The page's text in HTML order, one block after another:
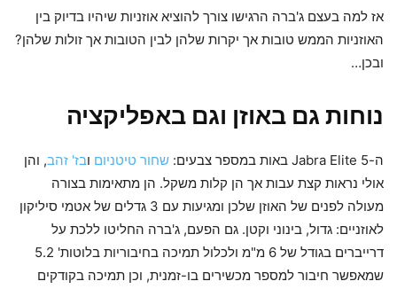
אז למה בעצם ג'ברה הרגישו צורך להוציא אוזניות שיהיו בדיוק בין
האוזניות הממש טובות אך יקרות שלהן לבין הטובות אך זולות שלהן?
ובכן…
נוחות גם באוזן וגם באפליקציה
ה-Jabra Elite 5 באות במספר צבעים: שחור טיטניום ובז' זהב, והן
אולי נראות קצת עבות אך הן קלות משקל. הן מתאימות בצורה
מעולה לפנים של האוזן שלכן ומגיעות עם 3 גדלים של אטמי סיליקון
לאוזניים: גדול, בינוני וקטן. גם הפעם, ג'ברה החליטו ללכת על
דרייברים בגודל של 6 מ"מ ולכלול תמיכה בחיבוריות בלוטות' 5.2
שמאפשר חיבור למספר מכשירים בו-זמנית, וכן תמיכה בקודקים